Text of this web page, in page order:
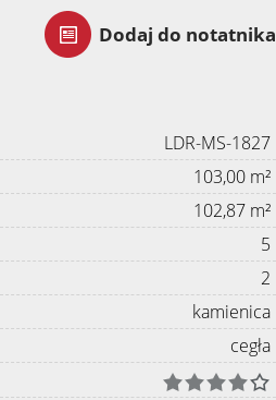
Dodaj do notatnika
LDR-MS-1827
103,00 m²
102,87 m²
5
2
kamienica
cegła